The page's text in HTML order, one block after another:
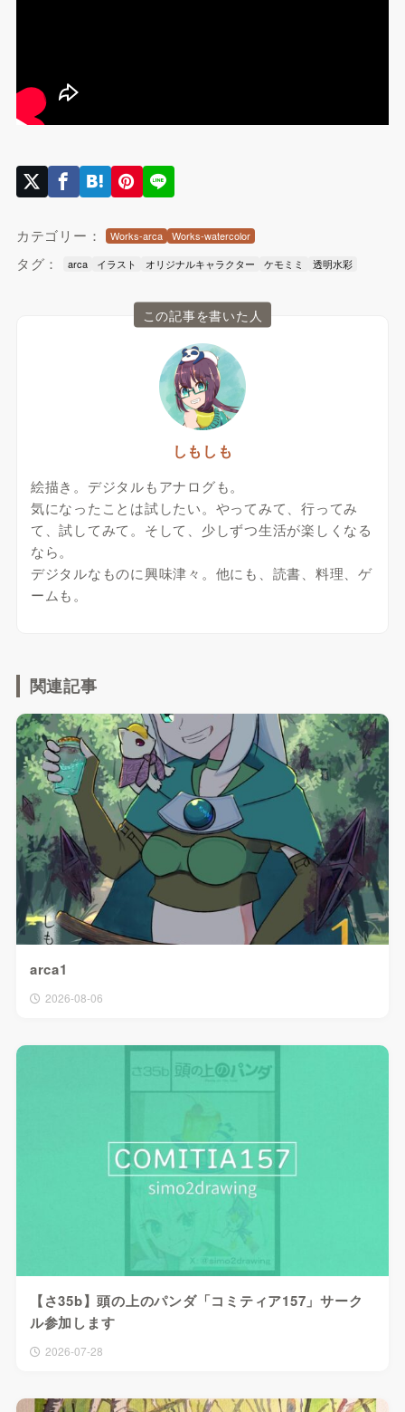
カテゴリー： Works-arca Works-watercolor
タグ： arca イラスト オリジナルキャラクター ケモミミ 透明水彩
この記事を書いた人
しもしも
絵描き。デジタルもアナログも。
気になったことは試したい。やってみて、行ってみ
て、試してみて。そして、少しずつ生活が楽しくなる
なら。
デジタルなものに興味津々。他にも、読書、料理、ゲ
ームも。
関連記事
arca1
2026-08-06
【さ35b】頭の上のパンダ「コミティア157」サーク
ル参加します
2026-07-28